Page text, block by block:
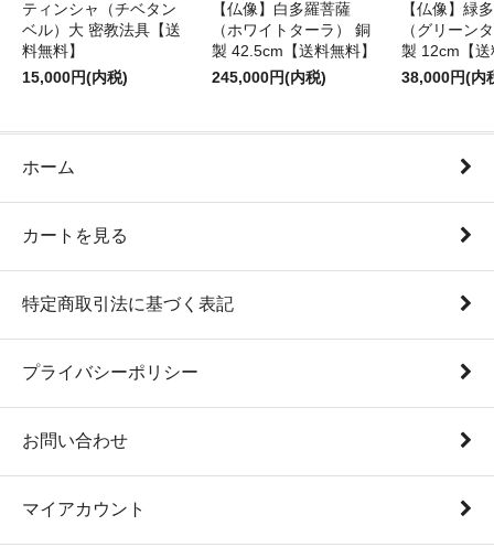
ティンシャ（チベタン
ベル）大 密教法具【送
料無料】
15,000円(内税)
【仏像】白多羅菩薩
（ホワイトターラ） 銅
製 42.5cm【送料無料】
245,000円(内税)
【仏像】緑
（グリーン
製 12cm【
38,000円(内
ホーム
カートを見る
特定商取引法に基づく表記
プライバシーポリシー
お問い合わせ
マイアカウント